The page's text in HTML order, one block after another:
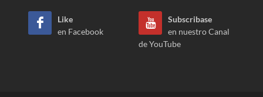
Like
en Facebook
Subscribase
en nuestro Canal
de YouTube